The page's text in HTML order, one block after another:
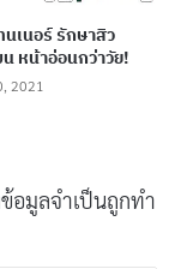
ด (Dragon’s
ยดำจากสิว
ที่มีงานวิจัย
กจากนี้ยังมีว่าน
นเนอร์ รักษาสิว
หน้าอ่อนกว่าวัย!
2021
อมูลจำเป็นถูกทำ